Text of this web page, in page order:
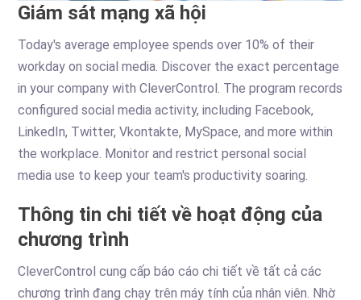
Giám sát mạng xã hội
Today's average employee spends over 10% of their
workday on social media. Discover the exact percentage
in your company with CleverControl. The program records
configured social media activity, including Facebook,
LinkedIn, Twitter, Vkontakte, MySpace, and more within
the workplace. Monitor and restrict personal social
media use to keep your team's productivity soaring.
Thông tin chi tiết về hoạt động của
chương trình
CleverControl cung cấp báo cáo chi tiết về tất cả các
chương trình đang chạy trên máy tính của nhân viên. Nhờ